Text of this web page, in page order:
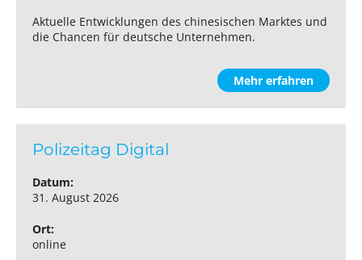
Aktuelle Entwicklungen des chinesischen Marktes und
die Chancen für deutsche Unternehmen.
Mehr erfahren
Polizeitag Digital
Datum:
31. August 2026
Ort:
online